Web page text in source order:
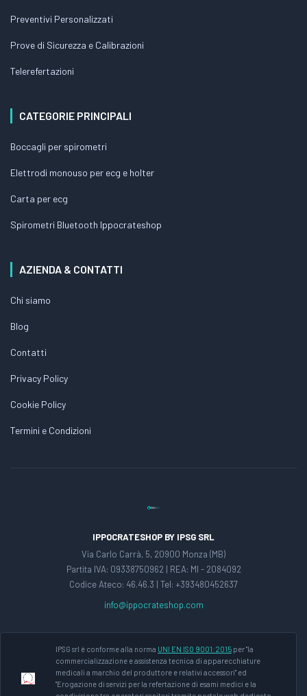
Preventivi Personalizzati
Prove di Sicurezza e Calibrazioni
Telerefertazioni
CATEGORIE PRINCIPALI
Boccagli per spirometri
Elettrodi monouso per ecg e holter
Carta per ecg
Spirometri Bluetooth Ippocrateshop
AZIENDA & CONTATTI
Chi siamo
Blog
Contatti
Privacy Policy
Cookie Policy
Termini e Condizioni
IPPOCRATESHOP BY IPSG SRL
Via Carlo Carrà, 5, 20900 Monza (MB)
Partita IVA: 09338750962 | REA: MI - 2084092
Codice Ateco: 46.46.3 | Tel: +393480452637
info@ippocrateshop.com
IPSG srl è conforme alla norma UNI EN ISO 9001:2015 per "la
commercializzazione e assistenza tecnica di apparecchiature
medicali a marchio del produttore e relativi accessori" ed
"Erogazione di servizi per la refertazione di esami medici e la